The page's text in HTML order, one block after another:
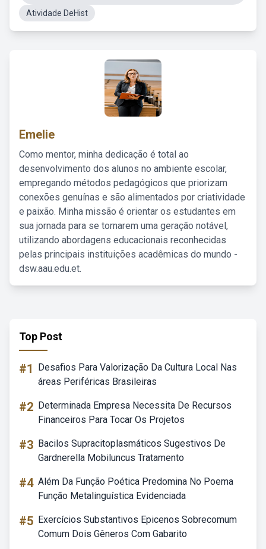
Atividade DeHist
Emelie
Como mentor, minha dedicação é total ao
desenvolvimento dos alunos no ambiente escolar,
empregando métodos pedagógicos que priorizam
conexões genuínas e são alimentados por criatividade
e paixão. Minha missão é orientar os estudantes em
sua jornada para se tornarem uma geração notável,
utilizando abordagens educacionais reconhecidas
pelas principais instituições acadêmicas do mundo -
dsw.aau.edu.et.
Top Post
#1
Desafios Para Valorização Da Cultura Local Nas
áreas Periféricas Brasileiras
#2 Determinada Empresa Necessita De Recursos
Financeiros Para Tocar Os Projetos
#3 Bacilos Supracitoplasmáticos Sugestivos De
Gardnerella Mobiluncus Tratamento
#4 Além Da Função Poética Predomina No Poema
Função Metalinguística Evidenciada
#5 Exercícios Substantivos Epicenos Sobrecomum
Comum Dois Gêneros Com Gabarito